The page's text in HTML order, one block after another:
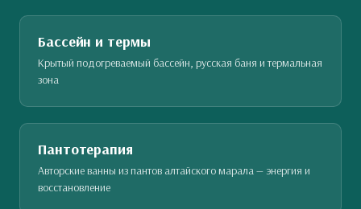
Бассейн и термы
Крытый подогреваемый бассейн, русская баня и термальная
зона
Пантотерапия
Авторские ванны из пантов алтайского марала — энергия и
восстановление